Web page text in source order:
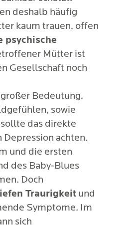
in den
die gegenseitige
Ihres Babys
deshalb häufig
kaum trauen, offen
psychische
Mütter ist
Gesellschaft noch
Bedeutung,
sowie
das direkte
achten.
und die ersten
des Baby-Blues
Doch
Traurigkeit und
Symptome. Im
sich